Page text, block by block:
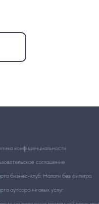
конфиденциальности
соглашение
бизнес-клуб: Налоги без фильтра
аутсорсинговых услуг